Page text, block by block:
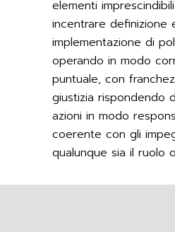
elementi
incentrare definizione
implementazione di
operando in modo
puntuale, con
giustizia rispondendo
azioni in modo
coerente con gli
qualunque sia il ruolo